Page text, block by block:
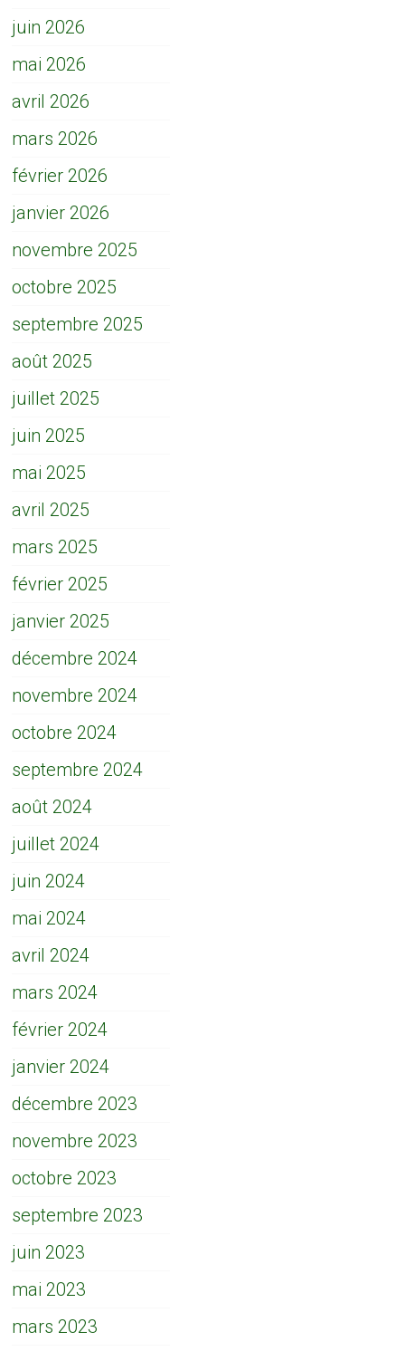
juin 2026
mai 2026
avril 2026
mars 2026
février 2026
janvier 2026
novembre 2025
octobre 2025
septembre 2025
août 2025
juillet 2025
juin 2025
mai 2025
avril 2025
mars 2025
février 2025
janvier 2025
décembre 2024
novembre 2024
octobre 2024
septembre 2024
août 2024
juillet 2024
juin 2024
mai 2024
avril 2024
mars 2024
février 2024
janvier 2024
décembre 2023
novembre 2023
octobre 2023
septembre 2023
juin 2023
mai 2023
mars 2023